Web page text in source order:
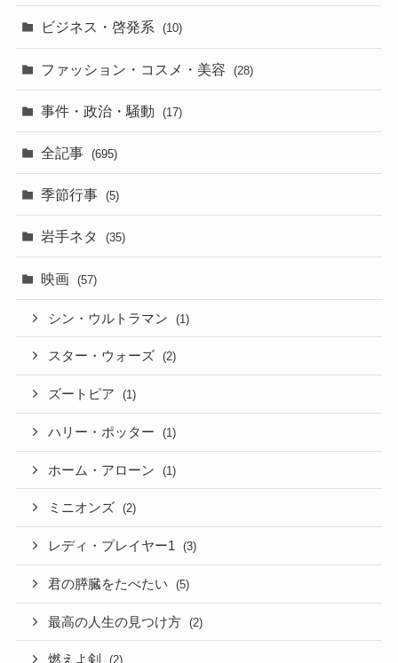
ビジネス・啓発系 (10)
ファッション・コスメ・美容 (28)
事件・政治・騒動 (17)
全記事 (695)
季節行事 (5)
岩手ネタ (35)
映画 (57)
シン・ウルトラマン (1)
スター・ウォーズ (2)
ズートピア (1)
ハリー・ポッター (1)
ホーム・アローン (1)
ミニオンズ (2)
レディ・プレイヤー1 (3)
君の膵臓をたべたい (5)
最高の人生の見つけ方 (2)
燃えよ剣 (2)